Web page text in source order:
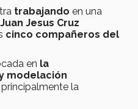
trabajando en una
Jesus Cruz
cinco compañeros del
en la
modelación
principalmente la